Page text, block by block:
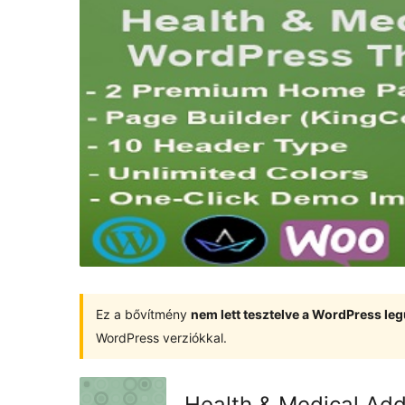
Ez a bővítmény nem lett tesztelve a WordPress
WordPress verziókkal.